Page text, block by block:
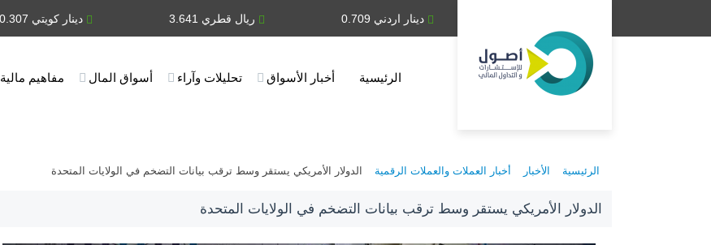
دينار اردني 0.709 ريال قطري 3.641 دينار كويتي 0.307
الرئيسية أخبار الأسواق تحليلات وآراء أسواق المال مفاهيم مالية
الرئيسية الأخبار أخبار العملات والعملات الرقمية الدولار الأمريكي يستقر وسط ترقب بيانات التضخم في الولايات المتحدة
الدولار الأمريكي يستقر وسط ترقب بيانات التضخم في الولايات المتحدة